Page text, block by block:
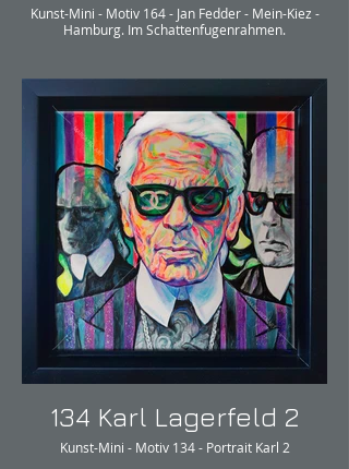
Kunst-Mini - Motiv 164 - Jan Fedder - Mein-Kiez -
Hamburg. Im Schattenfugenrahmen.
134 Karl Lagerfeld 2
Kunst-Mini - Motiv 134 - Portrait Karl 2